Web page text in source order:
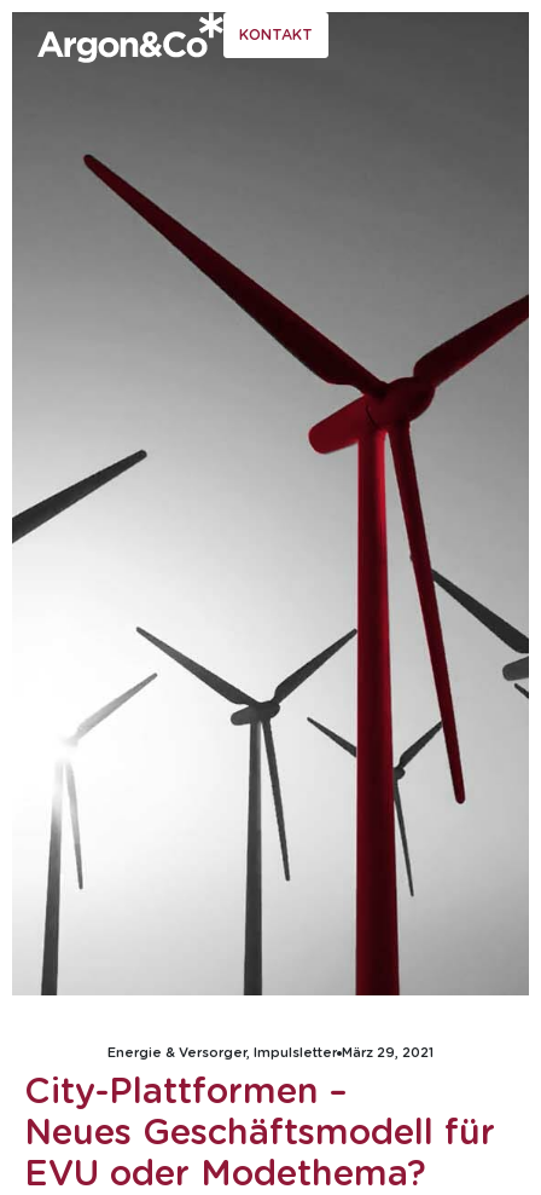
KONTAKT
Energie & Versorger, Impulsletter März 29, 2021
City-Plattformen –
Neues Geschäftsmodell für
EVU oder Modethema?